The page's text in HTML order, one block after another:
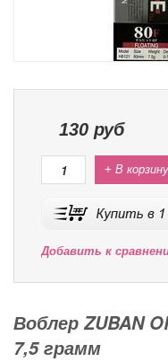
130 руб
+ В корзину
Добавить к
Воблер ZUBAN
7,5 грамм